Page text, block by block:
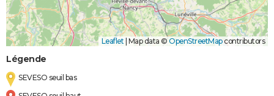
Leaflet Map data © OpenStreetMapcontributors
Légende
SEVESO seuil bas